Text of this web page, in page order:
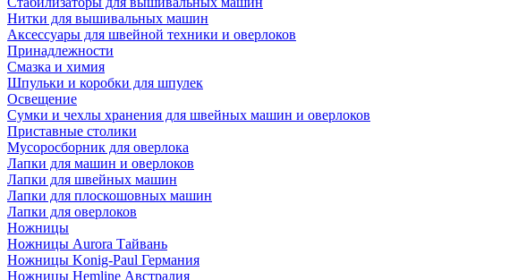
Нитки для вышивальных машин
Аксессуары для швейной техники и оверлоков
Принадлежности
Смазка и химия
Шпульки и коробки для шпулек
Освещение
Сумки и чехлы хранения для швейных машин и оверлоков
Приставные столики
Мусоросборник для оверлока
Лапки для машин и оверлоков
Лапки для швейных машин
Лапки для плоскошовных машин
Лапки для оверлоков
Ножницы
Ножницы Aurora Тайвань
Ножницы Konig-Paul Германия
Ножницы Hemline Австралия